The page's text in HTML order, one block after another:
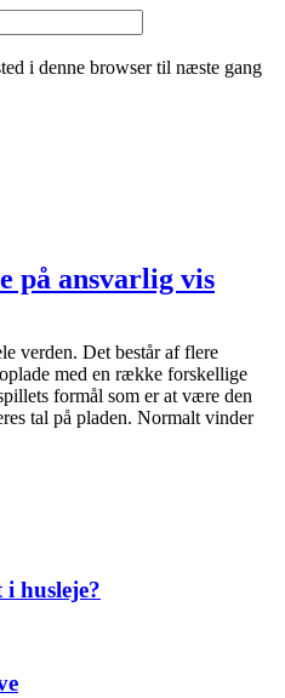
i denne browser til næste gang
på ansvarlig vis
verden. Det består af flere
med en række forskellige
formål som er at være den
tal på pladen. Normalt vinder
husleje?